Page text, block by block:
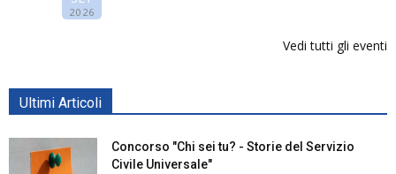
2026
Vedi tutti gli eventi
Ultimi Articoli
Concorso "Chi sei tu? - Storie del Servizio
Civile Universale"